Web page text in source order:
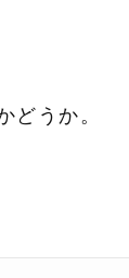
どうか。